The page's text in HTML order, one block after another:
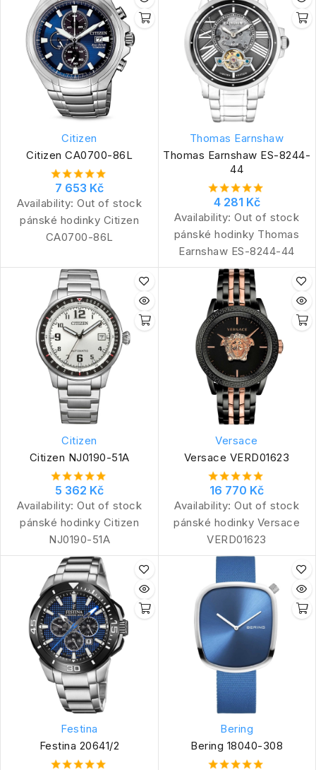
Citizen
Citizen CA0700-86L
7 653 Kč
Availability: Out of stock
pánské hodinky Citizen
CA0700-86L
Thomas Earnshaw
Thomas Earnshaw ES-8244-
44
4 281 Kč
Availability: Out of stock
pánské hodinky Thomas
Earnshaw ES-8244-44
Citizen
Citizen NJ0190-51A
5 362 Kč
Availability: Out of stock
pánské hodinky Citizen
NJ0190-51A
Versace
Versace VERD01623
16 770 Kč
Availability: Out of stock
pánské hodinky Versace
VERD01623
Festina
Festina 20641/2
Bering
Bering 18040-308